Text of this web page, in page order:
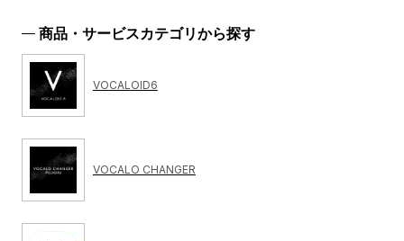
商品・サービスカテゴリから探す
VOCALOID6
VOCALO CHANGER